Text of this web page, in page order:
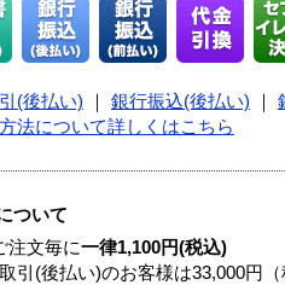
(後払い) 銀行振込(後払い)
法について詳しくはこちら
ついて
注文毎に一律1,100円(税込)
引(後払い)のお客様は33,000円